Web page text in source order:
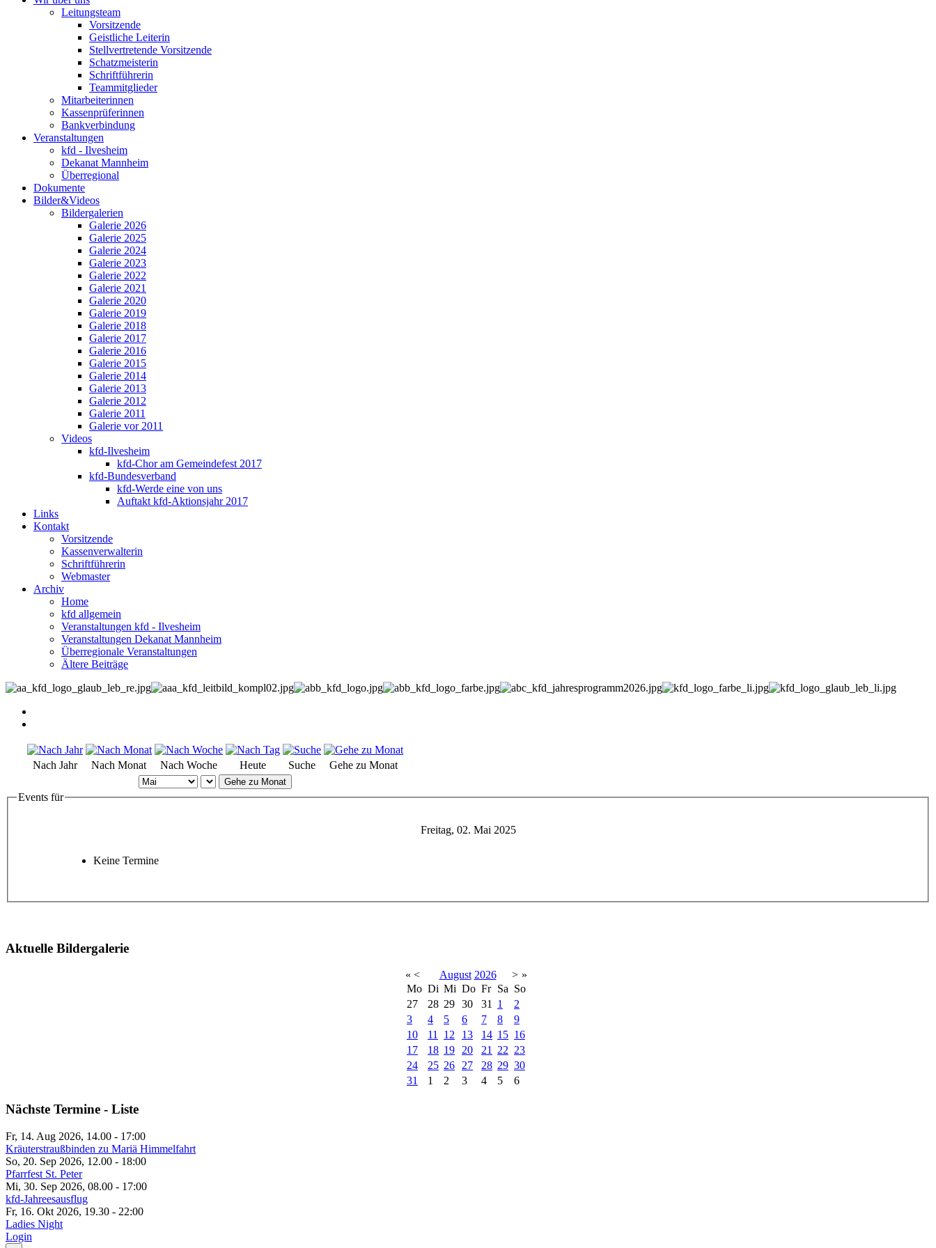
Leitungsteam
Vorsitzende
Geistliche Leiterin
Stellvertretende Vorsitzende
Schatzmeisterin
Schriftführerin
Teammitglieder
Mitarbeiterinnen
Kassenprüferinnen
Bankverbindung
Veranstaltungen
kfd - Ilvesheim
Dekanat Mannheim
Überregional
Dokumente
Bilder&Videos
Bildergalerien
Galerie 2026
Galerie 2025
Galerie 2024
Galerie 2023
Galerie 2022
Galerie 2021
Galerie 2020
Galerie 2019
Galerie 2018
Galerie 2017
Galerie 2016
Galerie 2015
Galerie 2014
Galerie 2013
Galerie 2012
Galerie 2011
Galerie vor 2011
Videos
kfd-Ilvesheim
kfd-Chor am Gemeindefest 2017
kfd-Bundesverband
kfd-Werde eine von uns
Auftakt kfd-Aktionsjahr 2017
Links
Kontakt
Vorsitzende
Kassenverwalterin
Schriftführerin
Webmaster
Archiv
Home
kfd allgemein
Veranstaltungen kfd - Ilvesheim
Veranstaltungen Dekanat Mannheim
Überregionale Veranstaltungen
Ältere Beiträge
Nach Jahr Nach Monat Nach Woche Heute Suche Gehe zu Monat
Gehe zu Monat
Events für
Freitag, 02. Mai 2025
Keine Termine
Aktuelle Bildergalerie
« < August 2026 > »
Mo Di Mi Do Fr Sa So
27
28 29 30 31 1
2
3
4 5 6 7 8
9
10
11 12 13 14 15 16
17
18 19 20 21 22 23
24
25 26 27 28 29 30
31
1 2 3 4 5 6
Nächste Termine - Liste
Fr, 14. Aug 2026, 14.00 - 17:00
Kräuterstraußbinden zu Mariä Himmelfahrt
So, 20. Sep 2026, 12.00 - 18:00
Pfarrfest St. Peter
Mi, 30. Sep 2026, 08.00 - 17:00
kfd-Jahreesausflug
Fr, 16. Okt 2026, 19.30 - 22:00
Ladies Night
Login